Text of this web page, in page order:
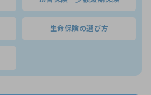
生命保険の選び方